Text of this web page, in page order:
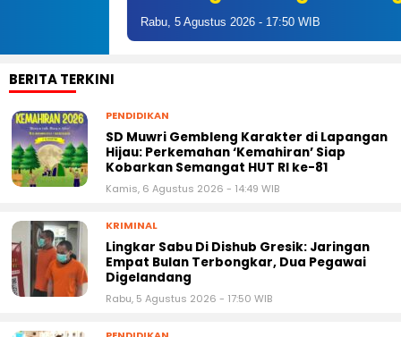
Rabu, 5 Agustus 2026 - 17:50 WIB
BERITA TERKINI
SD Muwri Gembleng Karakter di Lapangan
Hijau: Perkemahan ‘Kemahiran’ Siap
Kobarkan Semangat HUT RI ke-81
Kamis, 6 Agustus 2026 - 14:49 WIB
Lingkar Sabu Di Dishub Gresik: Jaringan
Empat Bulan Terbongkar, Dua Pegawai
Digelandang
Rabu, 5 Agustus 2026 - 17:50 WIB